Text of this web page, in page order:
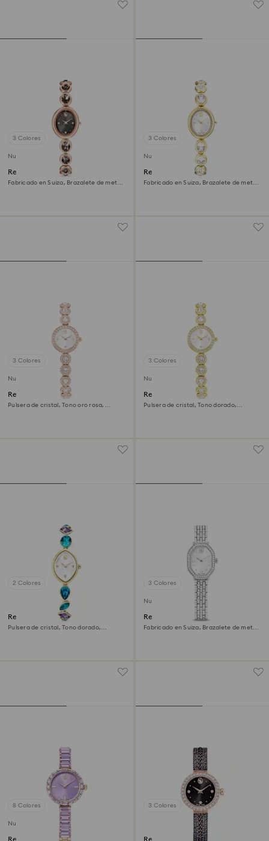
3 Colores
Nuevo
Reloj Imber oval
Fabricado en Suiza, Brazalete de metal,
3 Colores
Nuevo
Reloj Imber oval
Fabricado en Suiza, Brazalete de metal,
3 Colores
Nuevo
Reloj Una Angelic
Pulsera de cristal, Tono oro rosa,
3 Colores
Nuevo
Reloj Una Angelic
Pulsera de cristal, Tono dorado,
2 Colores
Reloj Gema
Pulsera de cristal, Tono dorado,
3 Colores
Nuevo
Reloj Dextera octagon
Fabricado en Suiza, Brazalete de metal,
8 Colores
Nuevo
Reloj Matrix bangle
3 Colores
Reloj Matrix pearl bangle